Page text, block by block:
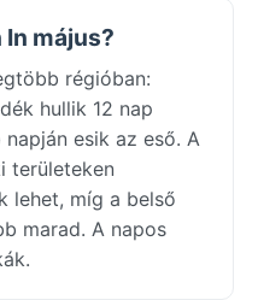
In május?
régióban:
hullik 12 nap
esik az eső. A
területeken
lehet, míg a belső
marad. A napos